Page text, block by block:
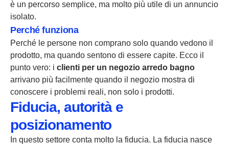
è un percorso semplice, ma molto più utile di un annuncio
isolato.
Perché funziona
Perché le persone non comprano solo quando vedono il
prodotto, ma quando sentono di essere capite. Ecco il
punto vero: i clienti per un negozio arredo bagno
arrivano più facilmente quando il negozio mostra di
conoscere i problemi reali, non solo i prodotti.
Fiducia, autorità e
posizionamento
In questo settore conta molto la fiducia. La fiducia nasce